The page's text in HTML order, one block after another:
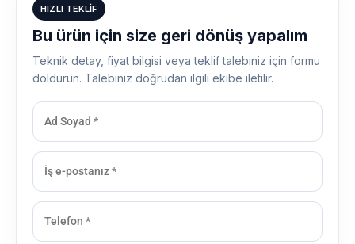
HIZLI TEKLIF
Bu ürün için size geri dönüş yapalım
Teknik detay, fiyat bilgisi veya teklif talebiniz için formu
doldurun. Talebiniz doğrudan ilgili ekibe iletilir.